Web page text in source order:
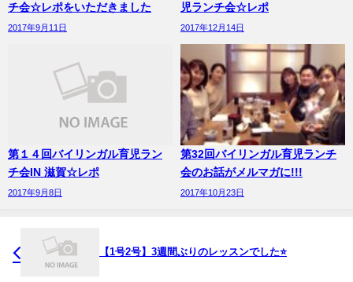
チ会☆レポをいただきました
2017年9月11日
児ランチ会☆レポ
2017年12月14日
第１４回バイリンガル育児ラン
チ会IN 滋賀☆レポ
2017年9月8日
第32回バイリンガル育児ランチ
会のお話がメルマガに!!!
2017年10月23日
【1号2号】3週間ぶりのレッスンでした⭐️